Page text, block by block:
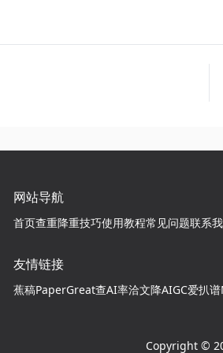
网站导航
首页查重降重技巧使用教程常见问题联系
友情链接
蕉稿PaperGreat查AI率洽文降AIGC爱扒谱
Copyright ©